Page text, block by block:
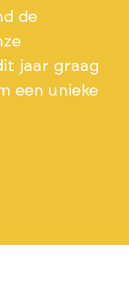
de
jaar graag
een unieke